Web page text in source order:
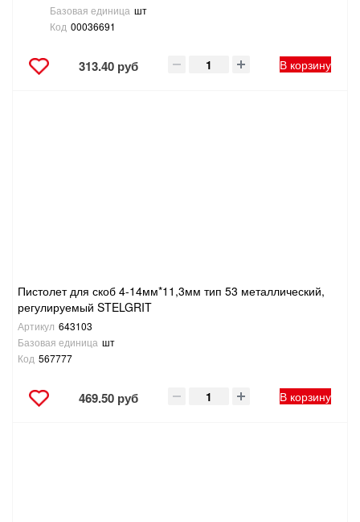
Базовая единица шт
Код 00036691
313.40 руб В корзину
Пистолет для скоб 4-14мм*11,3мм тип 53 металлический,
регулируемый STELGRIT
Артикул 643103
Базовая единица шт
Код 567777
469.50 руб В корзину